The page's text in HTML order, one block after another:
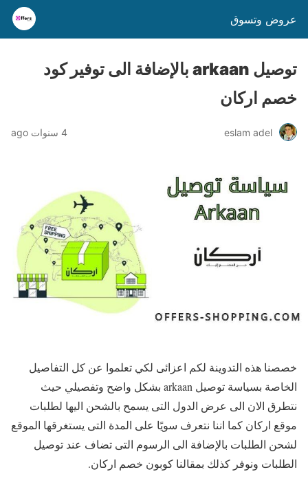
عروض وتسوق
توصيل arkaan بالإضافة الى توفير كود
خصم اركان
eslam adel 4 سنوات ago
خصصنا هذه التدوينة لكم اعزائى لكي تعلموا عن كل التفاصيل
الخاصة بسياسة توصيل arkaan بشكل واضح وتفصيلي حيث
نتطرق الان الى عرض الدول التى يسمح بالشحن اليها لطلبات
موقع اركان كما اننا نتعرف سويًا على المدة التى يستغرقها الموقع
لشحن الطلبات بالإضافة الى الرسوم التى تضاف عند توصيل
الطلبات ونوفر كذلك بمقالنا كوبون خصم اركان.